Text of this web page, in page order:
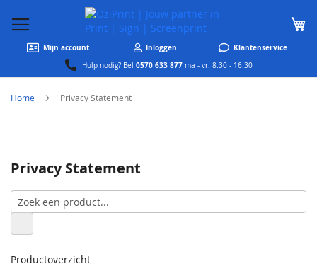
Mijn account Inloggen Klantenservice
Hulp nodig? Bel 0570 633 877 ma - vr: 8.30 - 16.30
Home Privacy Statement
Privacy Statement
Productoverzicht